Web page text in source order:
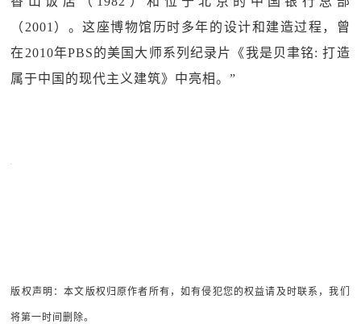
（2001）。这座博物馆历时多年的设计和建造过程，曾
在2010年PBS的美国大师系列纪录片《我是贝聿铭: 打造
属于中国的现代主义建筑》中亮相。”
版权声明：本文版权归原作者所有，如有侵犯您的权益请及时联系，我们
将第一时间删除。